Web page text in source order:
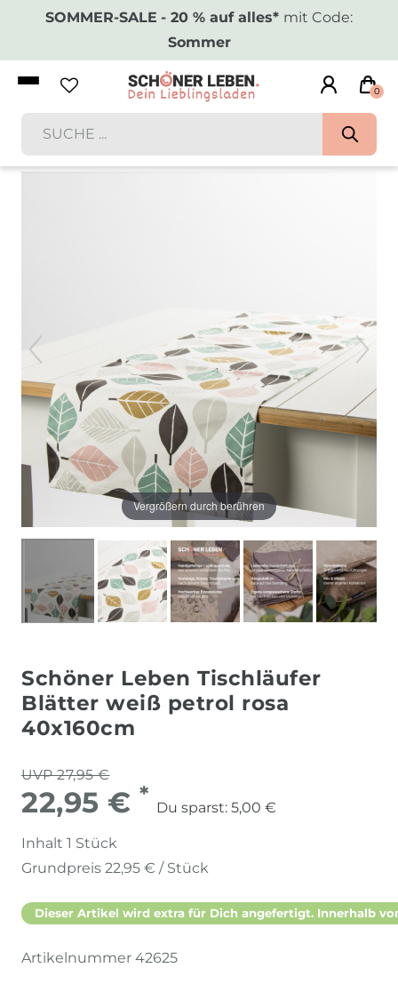
SOMMER-SALE - 20 % auf alles* mit Code:
Sommer
0
Vergrößern durch berühren
Schöner Leben Tischläufer
Blätter weiß petrol rosa
40x160cm
UVP 27,95 €
22,95 € *
Du sparst: 5,00 €
Inhalt 1 Stück
Grundpreis 22,95 € / Stück
Dieser Artikel wird extra für Dich angefertigt. Innerhalb
Artikelnummer 42625